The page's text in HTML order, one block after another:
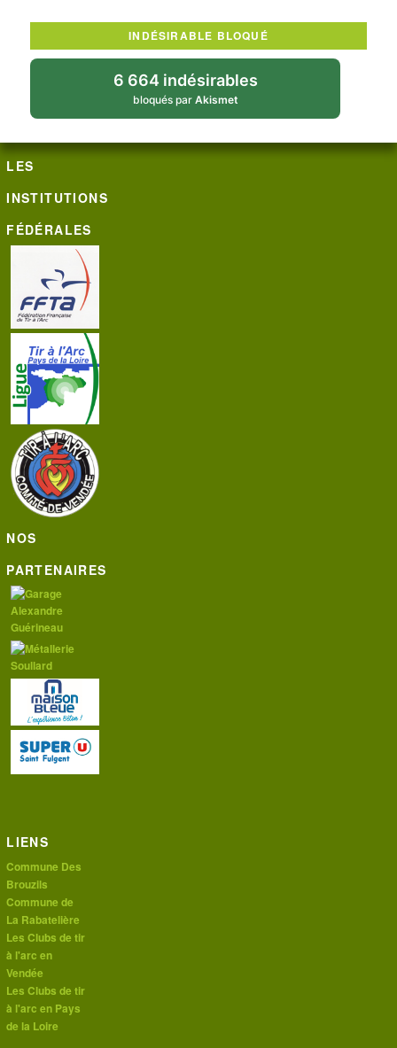
INDÉSIRABLE BLOQUÉ
6 664 indésirables
bloqués par Akismet
LES
INSTITUTIONS
FÉDÉRALES
NOS
PARTENAIRES
LIENS
Commune Des
Brouzils
Commune de
La Rabatelière
Les Clubs de tir
à l'arc en
Vendée
Les Clubs de tir
à l'arc en Pays
de la Loire